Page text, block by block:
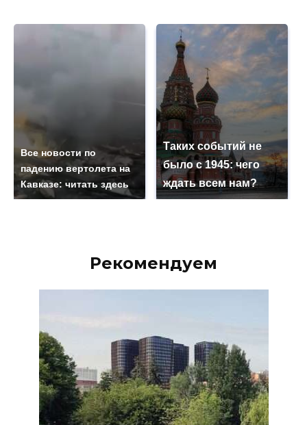
Все новости по
падению вертолета на
Кавказе: читать здесь
Таких событий не
было с 1945: чего
ждать всем нам?
Рекомендуем